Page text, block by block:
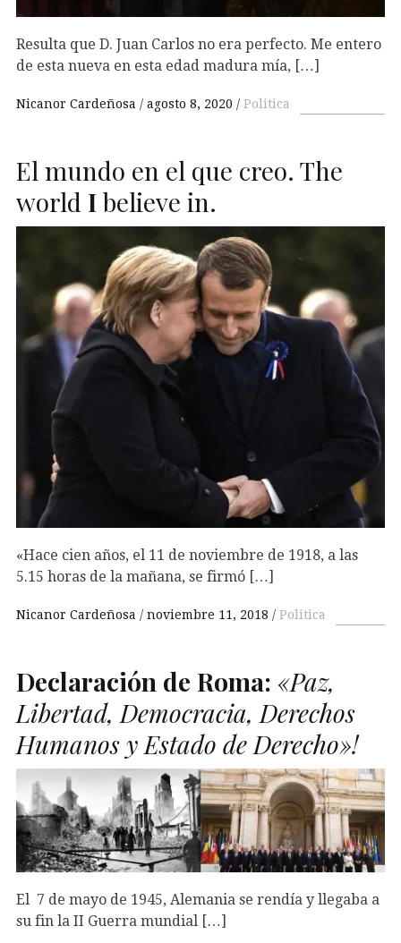
Resulta que D. Juan Carlos no era perfecto. Me entero
de esta nueva en esta edad madura mía, […]
Nicanor Cardeñosa agosto 8, 2020 Politica
El mundo en el que creo. The
world Ibelieve in.
«Hace cien años, el 11 de noviembre de 1918, a las
5.15 horas de la mañana, se firmó […]
Nicanor Cardeñosa noviembre 11, 2018 Politica
Declaración de Roma: «Paz,
Libertad, Democracia, Derechos
Humanos y Estado de Derecho»!
El 7 de mayo de 1945, Alemania se rendía y llegaba a
su fin la II Guerra mundial […]